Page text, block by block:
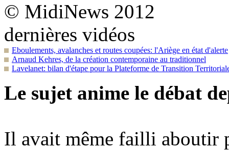
© MidiNews 2012
dernières vidéos
Eboulements, avalanches et routes coupées: l'Ariège en état d'alerte
Arnaud Kehres, de la création contemporaine au traditionnel
Lavelanet: bilan d'étape pour la Plateforme de Transition
Le sujet anime le débat
Il avait même failli aboutir